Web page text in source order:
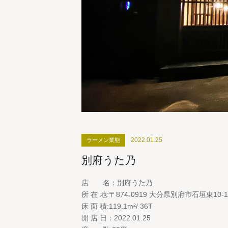
ラーメン業態 2022.01.25
別府うた乃
店 名：別府うた乃
所 在 地:〒874-0919 大分県別府市石垣東10-
床 面 積:119.1m²/ 36T
開 店 日：2022.01.25